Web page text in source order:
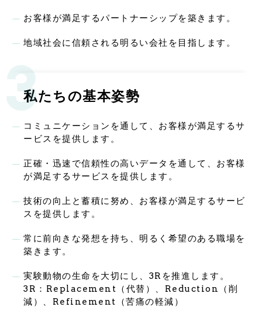
お客様が満足するパートナーシップを築きます。
地域社会に信頼される明るい会社を目指します。
3
私たちの基本姿勢
コミュニケーションを通して、お客様が満足するサ
ービスを提供します。
正確・迅速で信頼性の高いデータを通して、お客様
が満足するサービスを提供します。
技術の向上と蓄積に努め、お客様が満足するサービ
スを提供します。
常に前向きな発想を持ち、明るく希望のある職場を
築きます。
実験動物の生命を大切にし、3Rを推進します。
3R：Replacement（代替）、Reduction（削
減）、Refinement（苦痛の軽減）